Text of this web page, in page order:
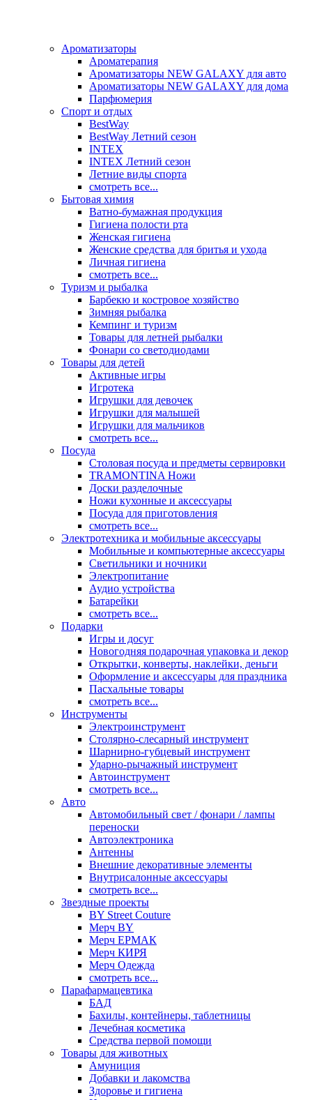
Ароматизаторы
Ароматерапия
Ароматизаторы NEW GALAXY для авто
Ароматизаторы NEW GALAXY для дома
Парфюмерия
Спорт и отдых
BestWay
BestWay Летний сезон
INTEX
INTEX Летний сезон
Летние виды спорта
смотреть все...
Бытовая химия
Ватно-бумажная продукция
Гигиена полости рта
Женская гигиена
Женские средства для бритья и ухода
Личная гигиена
смотреть все...
Туризм и рыбалка
Барбекю и костровое хозяйство
Зимняя рыбалка
Кемпинг и туризм
Товары для летней рыбалки
Фонари со светодиодами
Товары для детей
Активные игры
Игротека
Игрушки для девочек
Игрушки для малышей
Игрушки для мальчиков
смотреть все...
Посуда
Столовая посуда и предметы сервировки
TRAMONTINA Ножи
Доски разделочные
Ножи кухонные и аксессуары
Посуда для приготовления
смотреть все...
Электротехника и мобильные аксессуары
Мобильные и компьютерные аксессуары
Светильники и ночники
Электропитание
Аудио устройства
Батарейки
смотреть все...
Подарки
Игры и досуг
Новогодняя подарочная упаковка и декор
Открытки, конверты, наклейки, деньги
Оформление и аксессуары для праздника
Пасхальные товары
смотреть все...
Инструменты
Электроинструмент
Столярно-слесарный инструмент
Шарнирно-губцевый инструмент
Ударно-рычажный инструмент
Автоинструмент
смотреть все...
Авто
Автомобильный свет / фонари / лампы
переноски
Автоэлектроника
Антенны
Внешние декоративные элементы
Внутрисалонные аксессуары
смотреть все...
Звездные проекты
BY Street Couture
Мерч BY
Мерч ЕРМАК
Мерч КИРЯ
Мерч Одежда
смотреть все...
Парафармацевтика
БАД
Бахилы, контейнеры, таблетницы
Лечебная косметика
Средства первой помощи
Товары для животных
Амуниция
Добавки и лакомства
Здоровье и гигиена